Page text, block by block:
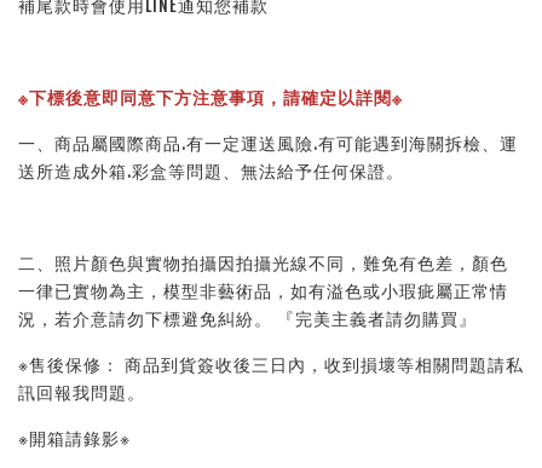
補尾款時會使用LINE通知您補款
※下標後意即同意下方注意事項，請確定以詳閱※
一、商品屬國際商品.有一定運送風險.有可能遇到海關拆檢、運
送所造成外箱.彩盒等問題、無法給予任何保證。
二、照片顏色與實物拍攝因拍攝光線不同，難免有色差，顏色
一律已實物為主，模型非藝術品，如有溢色或小瑕疵屬正常情
況，若介意請勿下標避免糾紛。 『完美主義者請勿購買』
※售後保修： 商品到貨簽收後三日內，收到損壞等相關問題請私
訊回報我問題。
※開箱請錄影※